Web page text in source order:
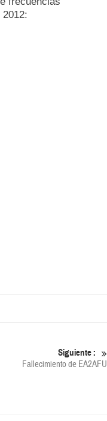
Siguiente :
Fallecimiento de EA2AFU